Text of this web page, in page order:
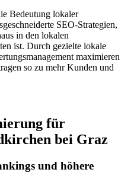
Bedeutung lokaler
SEO-Strategien,
in den lokalen
ist. Durch gezielte lokale
maximieren
so zu mehr Kunden und
für
bei Graz
und höhere